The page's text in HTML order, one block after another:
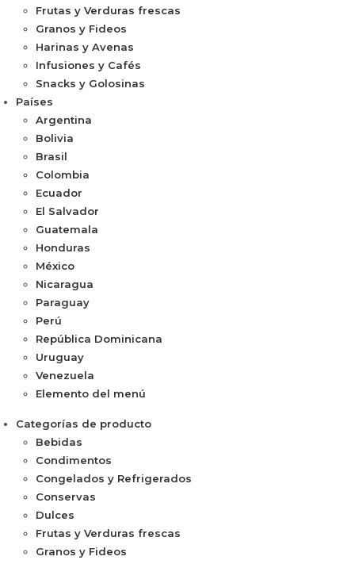
Frutas y Verduras frescas
Granos y Fideos
Harinas y Avenas
Infusiones y Cafés
Snacks y Golosinas
Países
Argentina
Bolivia
Brasil
Colombia
Ecuador
El Salvador
Guatemala
Honduras
México
Nicaragua
Paraguay
Perú
República Dominicana
Uruguay
Venezuela
Elemento del menú
Categorías de producto
Bebidas
Condimentos
Congelados y Refrigerados
Conservas
Dulces
Frutas y Verduras frescas
Granos y Fideos